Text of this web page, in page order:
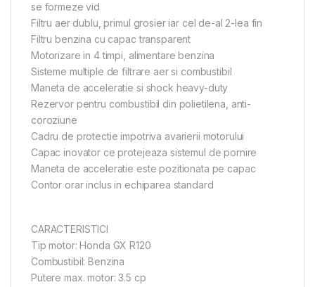
se formeze vid
Filtru aer dublu, primul grosier iar cel de-al 2-lea fin
Filtru benzina cu capac transparent
Motorizare in 4 timpi, alimentare benzina
Sisteme multiple de filtrare aer si combustibil
Maneta de acceleratie si shock heavy-duty
Rezervor pentru combustibil din polietilena, anti-
coroziune
Cadru de protectie impotriva avarierii motorului
Capac inovator ce protejeaza sistemul de pornire
Maneta de acceleratie este pozitionata pe capac
Contor orar inclus in echiparea standard
CARACTERISTICI
Tip motor: Honda GX R120
Combustibil: Benzina
Putere max. motor: 3.5 cp